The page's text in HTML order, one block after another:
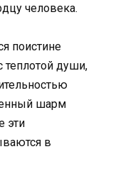
человека.
поистине
теплотой души,
шарм
эти
в